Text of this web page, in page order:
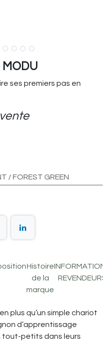
MODU
ses premiers pas en
/ FOREST GREEN
Histoire
de la
marque
INFORMATIONS
REVENDEURS
plus qu’un simple chariot
d’apprentissage
tout-petits dans leurs